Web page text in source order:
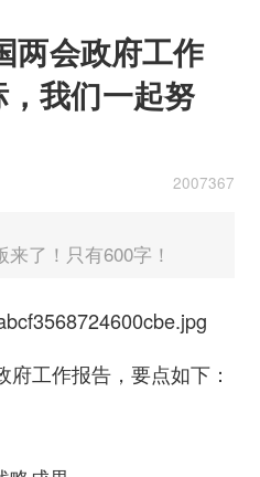
两会政府工作
我们一起努
2007367
了！只有600字！
工作报告，要点如下：